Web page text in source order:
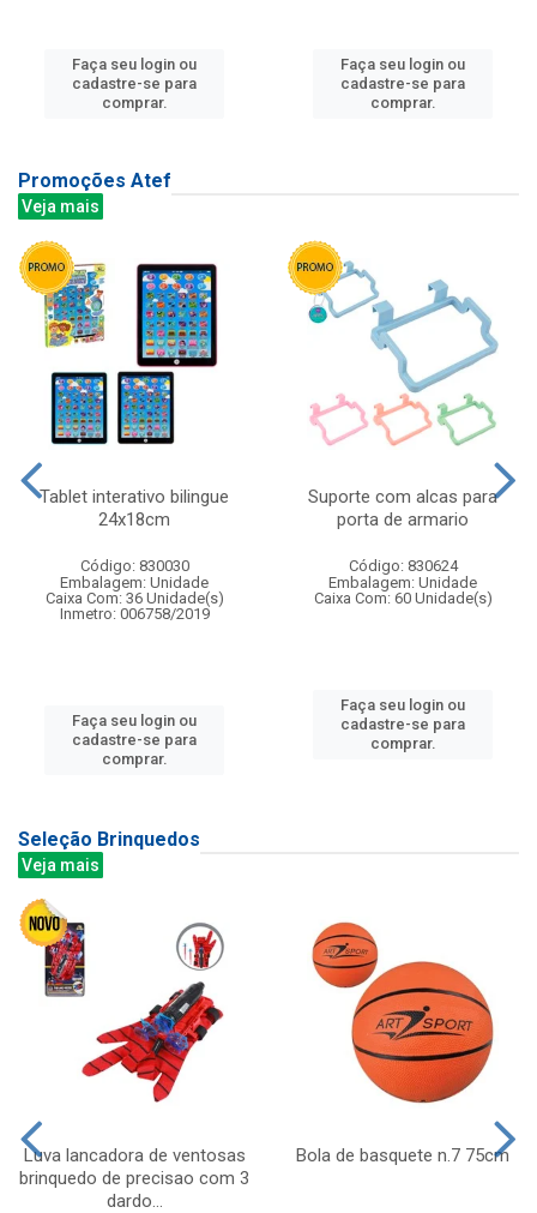
Faça seu login ou
cadastre-se para
comprar.
Faça seu login ou
cadastre-se para
comprar.
Promoções Atef
Veja mais
Tablet interativo bilingue
24x18cm
Código: 830030
Embalagem: Unidade
Caixa Com: 36 Unidade(s)
Inmetro: 006758/2019
Faça seu login ou
cadastre-se para
comprar.
Suporte com alcas para
porta de armario
Código: 830624
Embalagem: Unidade
Caixa Com: 60 Unidade(s)
Faça seu login ou
cadastre-se para
comprar.
Seleção Brinquedos
Veja mais
Luva lancadora de ventosas
brinquedo de precisao com 3
dardo...
Bola de basquete n.7 75cm